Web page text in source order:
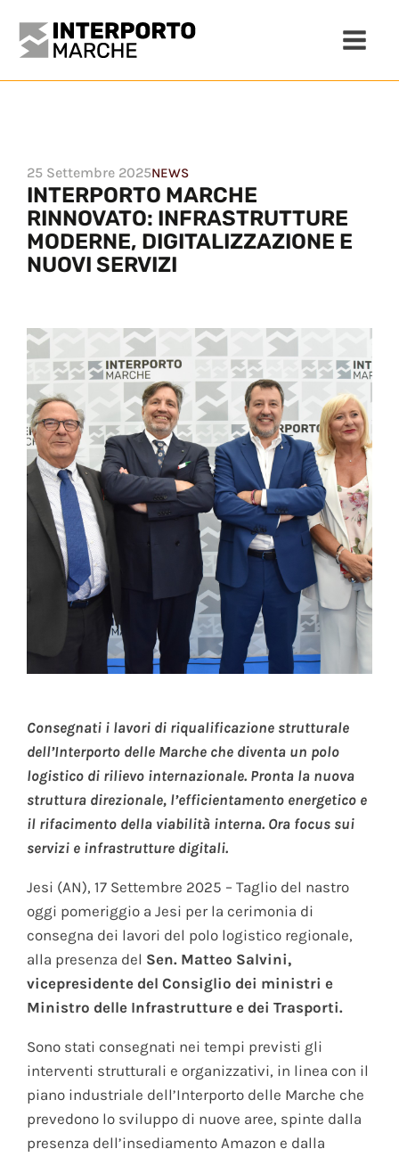
25 Settembre 2025NEWS
INTERPORTO MARCHE
RINNOVATO: INFRASTRUTTURE
MODERNE, DIGITALIZZAZIONE E
NUOVI SERVIZI
Consegnati i lavori di riqualificazione strutturale
dell’Interporto delle Marche che diventa un polo
logistico di rilievo internazionale. Pronta la nuova
struttura direzionale, l’efficientamento energetico e
il rifacimento della viabilità interna. Ora focus sui
servizi e infrastrutture digitali.
Jesi (AN), 17 Settembre 2025 – Taglio del nastro
oggi pomeriggio a Jesi per la cerimonia di
consegna dei lavori del polo logistico regionale,
alla presenza del Sen. Matteo Salvini,
vicepresidente del Consiglio dei ministri e
Ministro delle Infrastrutture e dei Trasporti.
Sono stati consegnati nei tempi previsti gli
interventi strutturali e organizzativi, in linea con il
piano industriale dell’Interporto delle Marche che
prevedono lo sviluppo di nuove aree, spinte dalla
presenza dell’insediamento Amazon e dalla